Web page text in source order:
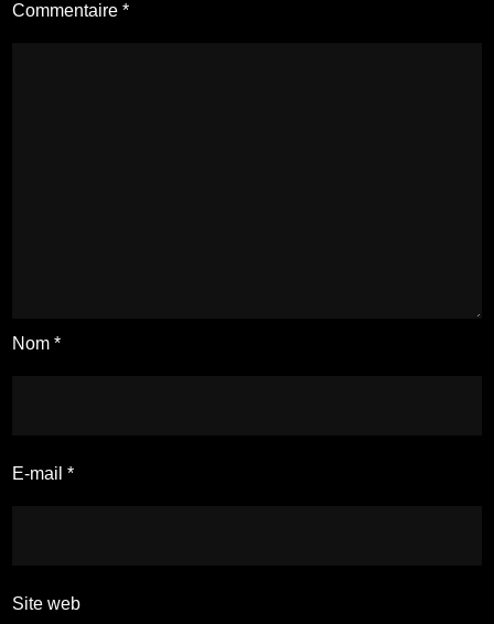
Commentaire*
Nom*
E-mail*
Site web